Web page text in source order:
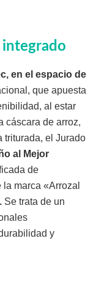
en el espacio de
que apuesta
al estar
cáscara de arroz,
triturada, el Jurado
al Mejor
de
marca «Arrozal
Se trata de un
y